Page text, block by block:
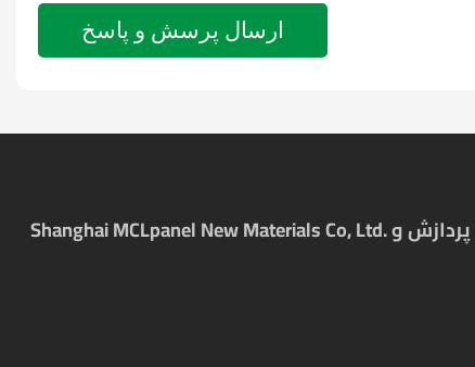
ارسال پرسش و پاسخ
Shanghai MCLpanel New Materials Co, Ltd. یک شرکت جامع با تمرکز بر صنعت رایانه شخصی برای نزدیک به 10 سال است که در تحقیق و توسعه، تولید، فروش، پردازش و